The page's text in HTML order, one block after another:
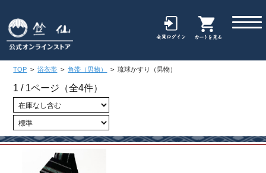
TOP > 浴衣帯 > 角帯（男物） > 琉球かすり（男物）
1 / 1ページ （全4件）